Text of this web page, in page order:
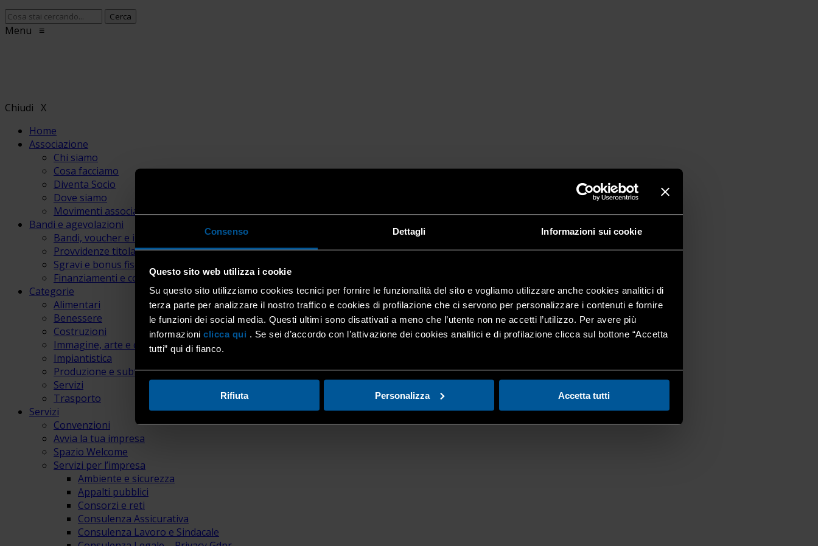
Consenso Dettagli Informazioni sui cookie
Questo sito web utilizza i cookie
Su questo sito utilizziamo cookies tecnici per fornire le funzionalità del sito e vogliamo utilizzare anche cookies analitici di
terza parte per analizzare il nostro traffico e cookies di profilazione che ci servono per personalizzare i contenuti e fornire
le funzioni dei social media. Questi ultimi sono disattivati a meno che l’utente non ne accetti l’utilizzo. Per avere più
informazioni clicca qui . Se sei d’accordo con l’attivazione dei cookies analitici e di profilazione clicca sul bottone “Accetta
tutti” qui di fianco.
Rifiuta Personalizza Accetta tutti
Menu ≡
Chiudi X
Home
Associazione
Chi siamo
Cosa facciamo
Diventa Socio
Dove siamo
Movimenti associativi
Bandi e agevolazioni
Bandi, voucher e incentivi
Provvidenze titolari e lavoratori
Sgravi e bonus fiscali
Finanziamenti e contributi
Categorie
Alimentari
Benessere
Costruzioni
Immagine, arte e comunicazione
Impiantistica
Produzione e subfornitura
Servizi
Trasporto
Servizi
Convenzioni
Avvia la tua impresa
Spazio Welcome
Servizi per l’impresa
Ambiente e sicurezza
Appalti pubblici
Consorzi e reti
Consulenza Assicurativa
Consulenza Lavoro e Sindacale